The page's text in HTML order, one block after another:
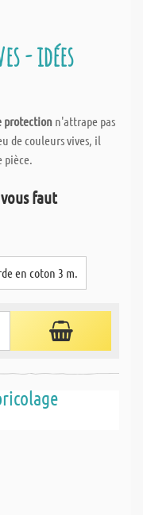
- idées
protection n'attrape pas
de couleurs vives, il
pièce.
faut
en coton 3 m.